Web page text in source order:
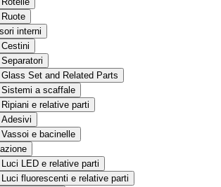
Ruote
interni
Cestini
Separatori
Glass Set and Related Parts
Sistemi a scaffale
Ripiani e relative parti
Adesivi
Vassoi e bacinelle
Luci LED e relative parti
Luci fluorescenti e relative parti